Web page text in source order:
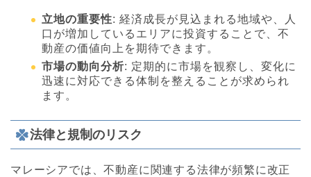
立地の重要性: 経済成長が見込まれる地域や、人
口が増加しているエリアに投資することで、不
動産の価値向上を期待できます。
市場の動向分析: 定期的に市場を観察し、変化に
迅速に対応できる体制を整えることが求められ
ます。
法律と規制のリスク
マレーシアでは、不動産に関連する法律が頻繁に改正